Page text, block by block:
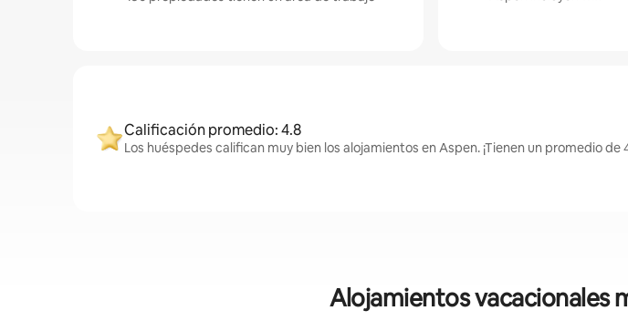
Calificación promedio: 4.8
Los huéspedes califican muy bien los alojamientos en Aspen. ¡Tienen un promedio de
Alojamientos vacacionales